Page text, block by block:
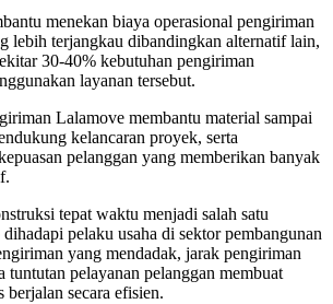
menekan biaya operasional pengiriman
lebih terjangkau dibandingkan alternatif lain,
30-40% kebutuhan pengiriman
layanan tersebut.
Lalamove membantu material sampai
kelancaran proyek, serta
pelanggan yang memberikan banyak
tepat waktu menjadi salah satu
pelaku usaha di sektor pembangunan
yang mendadak, jarak pengiriman
tuntutan pelayanan pelanggan membuat
berjalan secara efisien.